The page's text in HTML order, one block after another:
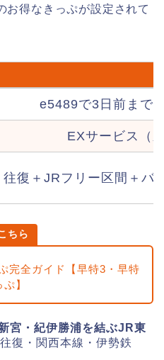
お得なきっぷが設定されて
e5489で3日前まで
EXサービス（
往復＋JRフリー区間＋バ
ちら
完全ガイド【早特3・早特
】
宮・紀伊勝浦を結ぶJR東
往復・関西本線・伊勢鉄